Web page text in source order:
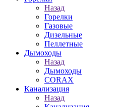
Назад
Горелки
Газовые
Дизельные
Пеллетные
Дымоходы
Назад
Дымоходы
CORAX
Канализация
Назад